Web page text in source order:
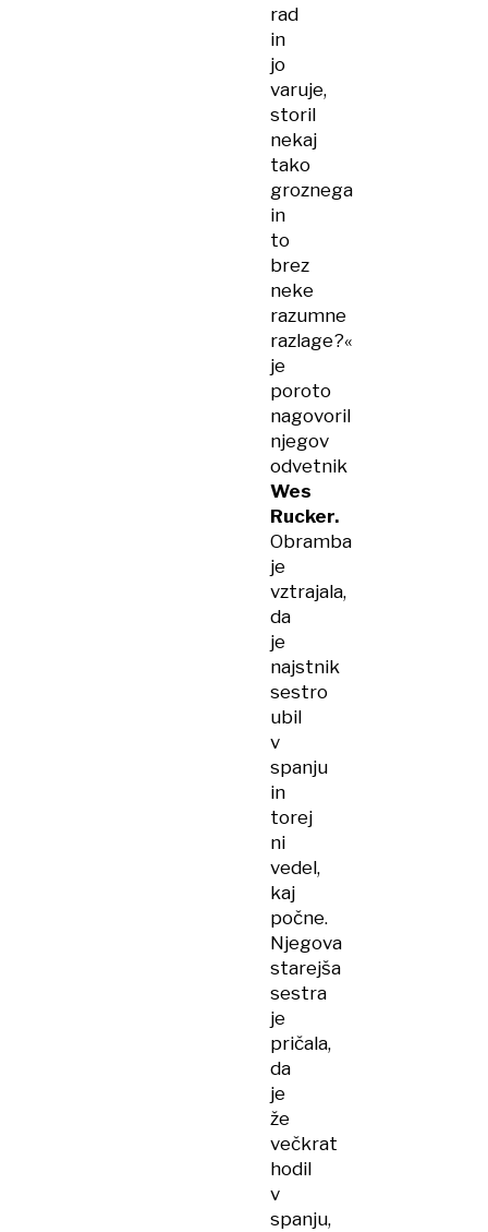
rad
in
jo
varuje,
storil
nekaj
tako
groznega
in
to
brez
neke
razumne
razlage?«
je
poroto
nagovoril
njegov
odvetnik
Wes
Rucker.
Obramba
je
vztrajala,
da
je
najstnik
sestro
ubil
v
spanju
in
torej
ni
vedel,
kaj
počne.
Njegova
starejša
sestra
je
pričala,
da
je
že
večkrat
hodil
v
spanju,